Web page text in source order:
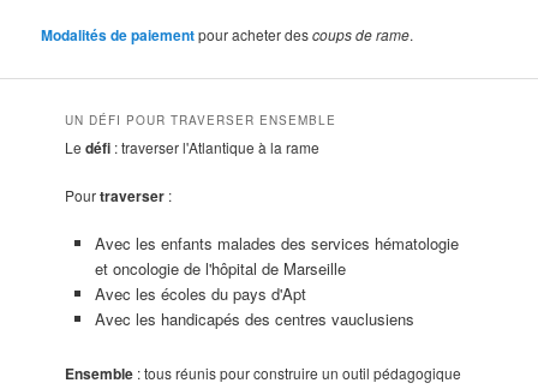
Modalités de paiementpour acheter descoups de rame.
UN DÉFI POUR TRAVERSER ENSEMBLE
Ledéfi : traverser l'Atlantique à la rame
Pourtraverser :
Avec les enfants malades des services hématologie
et oncologie de l'hôpital de Marseille
Avec les écoles du pays d'Apt
Avec les handicapés des centres vauclusiens
Ensemble : tous réunis pour construire un outil pédagogique